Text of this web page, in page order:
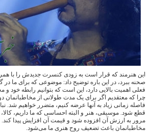
این هنرمند که قرار است به زودی کنسرت جدیدش را با
صحنه ببرد، در این باره توضیح داد: موضوعی که برای ما
فعلی اهمیت بالایی دارد، این است که بتوانیم رابطه خود و
چرا که معتقدیم اگر برای یک مدت طولانی از مخاطبانمان
فاصله زمانی زیاد به آنها عرضه کنیم، متضرر خواهیم شد.
قطع شود. موسیقی، هنر و البته احساسی که ما داریم،
مرور به ارزش آن افزوده شود و قیمت آن افزایش پیدا
مخاطبانمان باعث تضعیف روح هنری ما می‌شود.